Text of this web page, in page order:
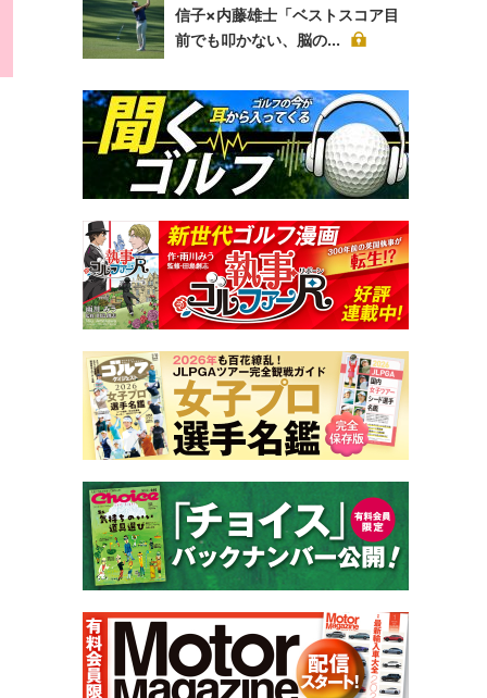
信子×内藤雄士「ベストスコア目
前でも叩かない、脳の...